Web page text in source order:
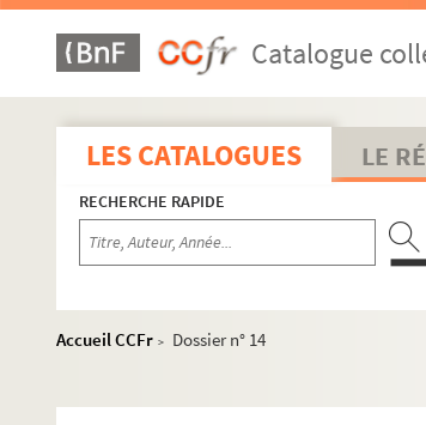
Catalogue
LES CATALOGUES LE
RECHERCHE RAPIDE
Accueil CCFr >
Dossier n° 14
1er arrondissement
2e arrondissement
3e arrondissement
4e arrondissement
6e arrondissement
7e arrondissement